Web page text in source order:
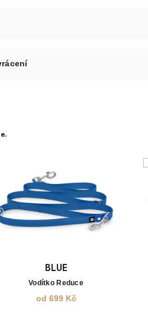
BLUE
Vodítko Reduce
od 699Kč